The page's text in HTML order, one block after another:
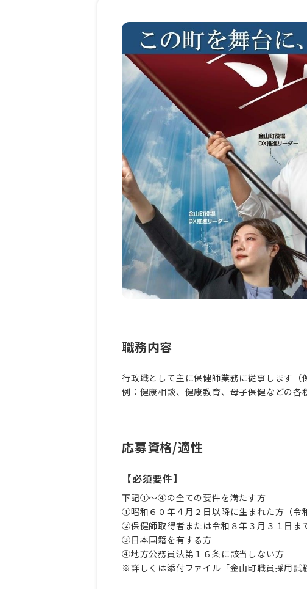
職務内容
行政職として主に保健師業務に従事します（
例：健康相談、健康教育、母子保健などの各
応募資格/適性
【必須要件】
下記①～④の全ての要件を満たす方
①昭和６０年４月２日以降に生まれた方（令
②保健師取得者または令和８年３月３１日ま
③日本国籍を有する方
④地方公務員法第１６条に該当しない方
※詳しくは添付ファイル「金山町職員採用試